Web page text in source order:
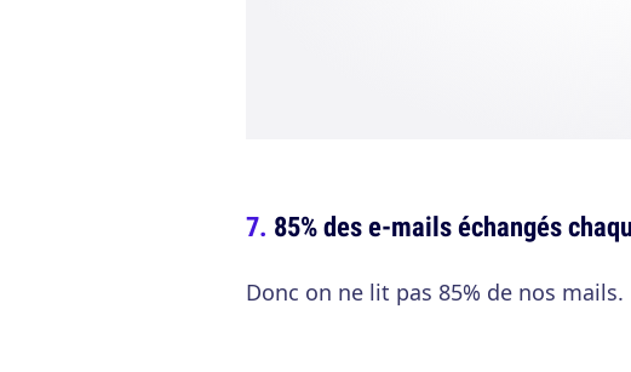
85% des e-mails échangés
Donc on ne lit pas 85% de nos mails.